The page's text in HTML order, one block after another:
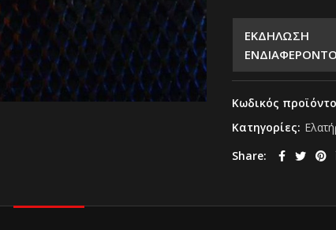
ΕΚΔΗΛΩΣΗ
Κωδικός
Κατηγορίες:
Share